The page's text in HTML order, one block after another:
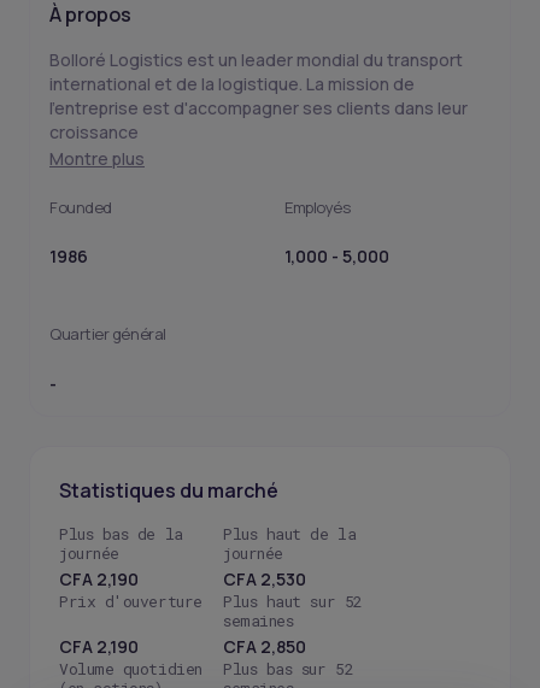
À propos
Bolloré Logistics est un leader mondial du transport
international et de la logistique. La mission de
l'entreprise est d'accompagner ses clients dans leur
croissance
Montre plus
Founded
1986
Employés
1,000 - 5,000
Quartier général
-
Statistiques du marché
Plus bas de la
journée
CFA 2,190
Plus haut de la
journée
CFA 2,530
Prix d'ouverture
CFA 2,190
Plus haut sur 52
semaines
CFA 2,850
Volume quotidien
Plus bas sur 52